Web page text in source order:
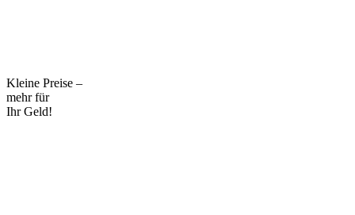
Kleine Preise –
mehr für
Ihr Geld!